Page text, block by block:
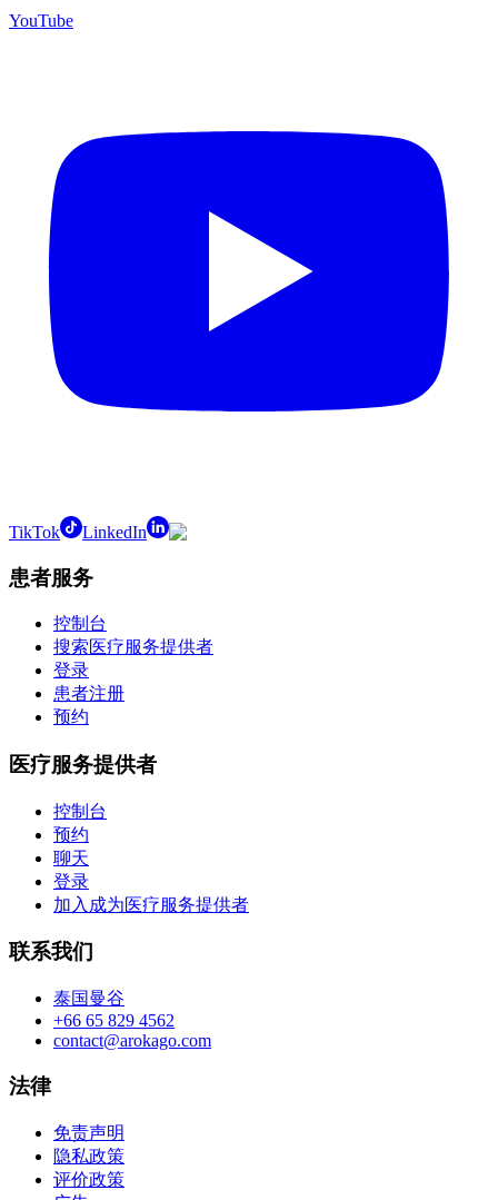
YouTube
TikTok LinkedIn
患者服务
控制台
搜索医疗服务提供者
登录
患者注册
预约
医疗服务提供者
控制台
预约
聊天
登录
加入成为医疗服务提供者
联系我们
泰国曼谷
+66 65 829 4562
contact@arokago.com
法律
免责声明
隐私政策
评价政策